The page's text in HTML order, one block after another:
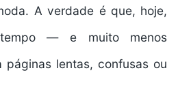
A verdade é que, hoje,
— e muito menos
lentas, confusas ou